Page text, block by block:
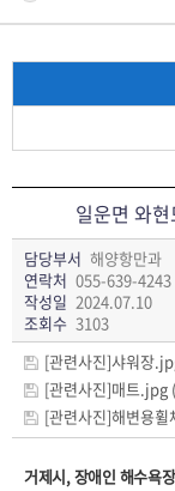
일운면 와
담당부서 해양항만과
연락처 055-639-4243
작성일 2024.07.10
조회수 3103
[관련사진]샤워장
[관련사진]매트.jpg
[관련사진]해변용
거제시, 장애인 해수욕